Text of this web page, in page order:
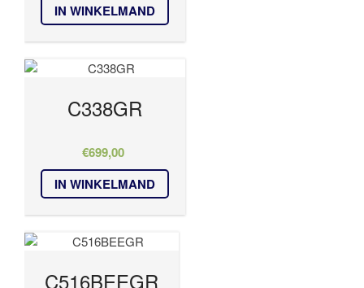
IN WINKELMAND
C338GR
€699,00
IN WINKELMAND
C516BEEGR